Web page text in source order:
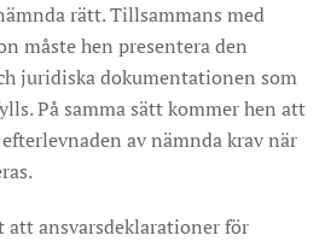
rätt. Tillsammans med
måste hen presentera den
juridiska dokumentationen som
På samma sätt kommer hen att
av nämnda krav när
att ansvarsdeklarationer för